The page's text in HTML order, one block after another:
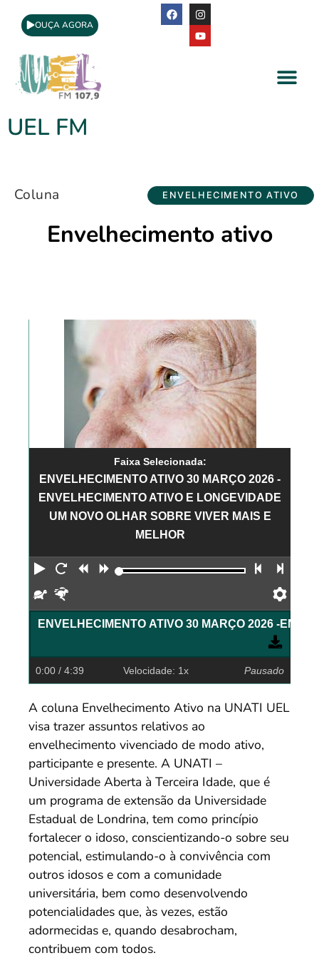
OUÇA AGORA
UEL FM
Coluna ENVELHECIMENTO ATIVO
Envelhecimento ativo
Faixa Selecionada:
ENVELHECIMENTO ATIVO 30 MARÇO 2026 -
ENVELHECIMENTO ATIVO E LONGEVIDADE
UM NOVO OLHAR SOBRE VIVER MAIS E
MELHOR
Reproduzir
Reiniciar
Retroceder
Avançar Faixa
Devagar
0:00 / 4:39 Velocidade: 1x Pausado
A coluna Envelhecimento Ativo na UNATI UEL
visa trazer assuntos relativos ao
envelhecimento vivenciado de modo ativo,
participante e presente. A UNATI –
Universidade Aberta à Terceira Idade, que é
um programa de extensão da Universidade
Estadual de Londrina, tem como princípio
fortalecer o idoso, conscientizando-o sobre seu
potencial, estimulando-o à convivência com
outros idosos e com a comunidade
universitária, bem como desenvolvendo
potencialidades que, às vezes, estão
adormecidas e, quando desabrocham,
contribuem com todos.